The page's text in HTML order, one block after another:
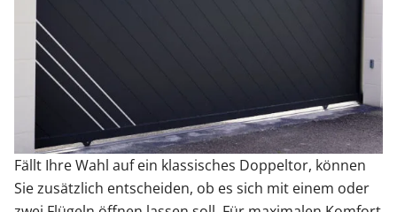
Fällt Ihre Wahl auf ein klassisches Doppeltor, können
Sie zusätzlich entscheiden, ob es sich mit einem oder